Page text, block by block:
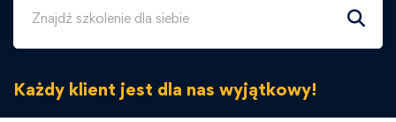
Każdy klient jest dla nas wyjątkowy!